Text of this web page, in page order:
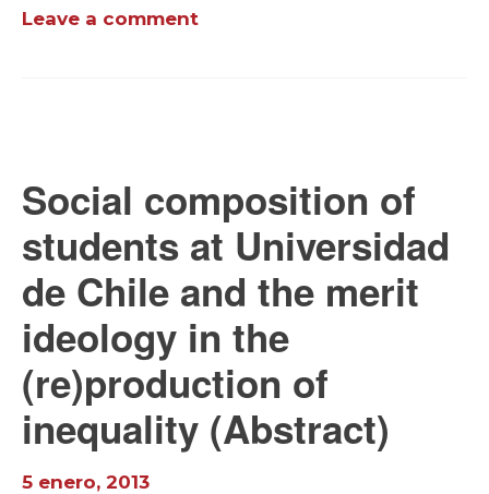
Leave a comment
Social composition of
students at Universidad
de Chile and the merit
ideology in the
(re)production of
inequality (Abstract)
5 enero, 2013